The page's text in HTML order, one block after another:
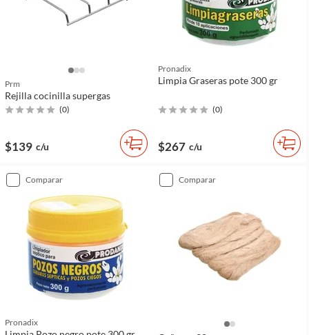
Prm
Rejilla cocinilla supergas
(0)
$139 c/u
Pronadix
Limpia Graseras pote 300 gr
(0)
$267 c/u
comparar
Pronadix
comparar